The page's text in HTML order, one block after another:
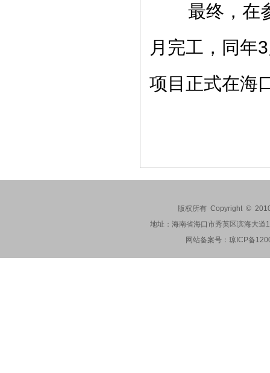
最终，在参
月完工，同年
项目正式在海
版权所有 Copyright ©
地址：海南省海口市秀英区滨海大
网站备案号： 琼ICP备